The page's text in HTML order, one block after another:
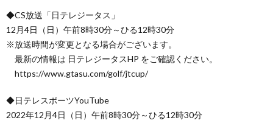
◆CS放送「日テレジータス」
12月4日（日）午前8時30分～ひる12時30分
※放送時間が変更となる場合がございます。
最新の情報は 日テレジータスHP をご確認ください。
https://www.gtasu.com/golf/jtcup/
◆日テレスポーツYouTube
2022年12月4日（日）午前8時30分～ひる12時30分